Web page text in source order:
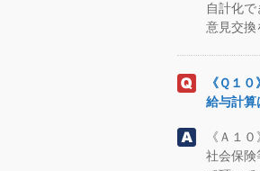
自計化
意見交換
《Ｑ１０
給与計算
《Ａ１０
社会保険